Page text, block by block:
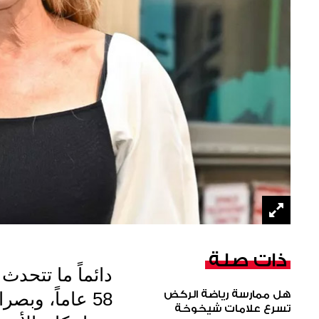
ذات صلة
هل ممارسة رياضة الركض
تسرع علامات شيخوخة
دائماً ما
58 عاماً،